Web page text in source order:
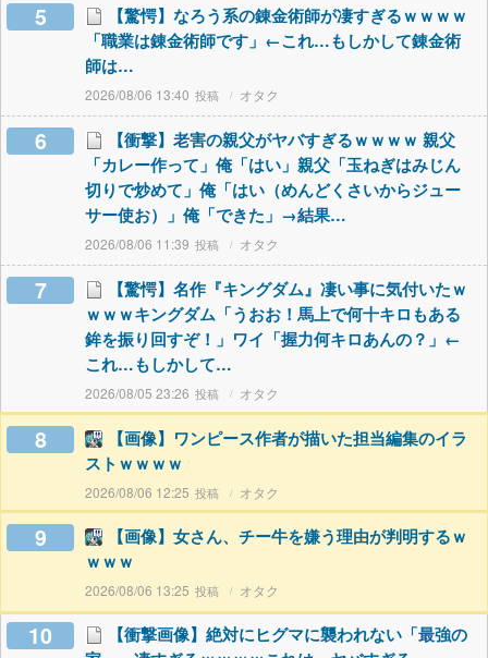
5
【驚愕】なろう系の錬金術師が凄すぎるｗｗｗｗ
「職業は錬金術師です」←これ…もしかして錬金術
師は…
2026/08/06 13:40 オタク
6
【衝撃】老害の親父がヤバすぎるｗｗｗｗ 親父
「カレー作って」俺「はい」親父「玉ねぎはみじん
切りで炒めて」俺「はい（めんどくさいからジュー
サー使お）」俺「できた」→結果…
2026/08/06 11:39 オタク
7
【驚愕】名作『キングダム』凄い事に気付いたｗ
ｗｗｗキングダム「うおお！馬上で何十キロもある
鉾を振り回すぞ！」ワイ「握力何キロあんの？」←
これ…もしかして…
2026/08/05 23:26 オタク
8
【画像】ワンピース作者が描いた担当編集のイラ
ストｗｗｗｗ
2026/08/06 12:25 オタク
9
【画像】女さん、チー牛を嫌う理由が判明するｗ
ｗｗｗ
2026/08/06 13:25 オタク
10
【衝撃画像】絶対にヒグマに襲われない「最強の